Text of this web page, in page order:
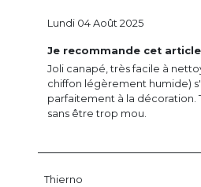
Je recommande cet article
Joli canapé, très facile à
chiffon légèrement humide)
parfaitement à la décoration.
sans être trop mou.
Lundi 04 Août 2025
Thierno